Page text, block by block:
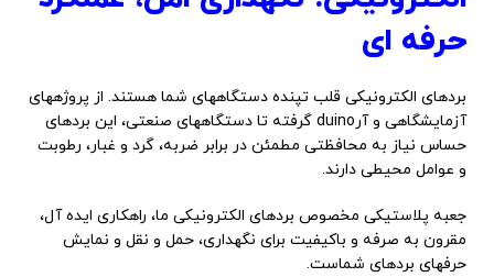
حرفه ای
بردهای الکترونیکی قلب تپنده دستگاههای شما هستند. از پروژههای
آزمایشگاهی و آرduino گرفته تا دستگاههای صنعتی، این بردهای
حساس نیاز به محافظتی مطمئن در برابر ضربه، گرد و غبار، رطوبت
و عوامل محیطی دارند.
جعبه پلاستیکی مخصوص بردهای الکترونیکی ما، راهکاری ایده آل،
مقرون به صرفه و باکیفیت برای نگهداری، حمل و نقل و نمایش
حرفهای بردهای شماست.